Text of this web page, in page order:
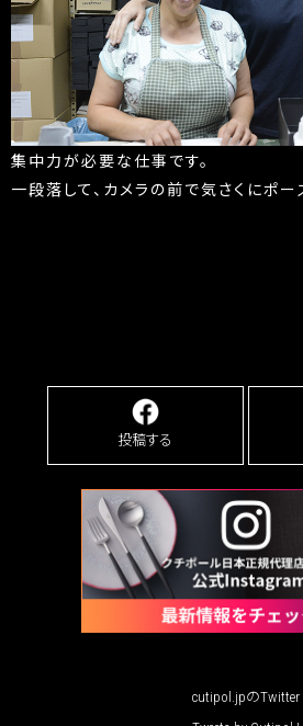
集中力が必要な仕事です。
一段落して、カメラの前で気さくにポー
投稿する
cutipol.jpのTwitter